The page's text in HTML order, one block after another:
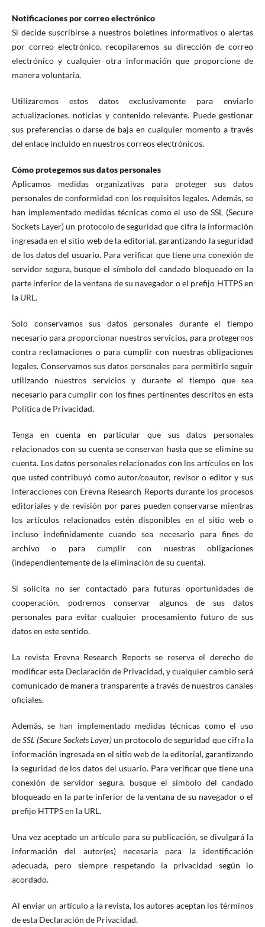
Notificaciones por correo electrónico
Si decide suscribirse a nuestros boletines informativos o alertas
por correo electrónico, recopilaremos su dirección de correo
electrónico y cualquier otra información que proporcione de
manera voluntaria.
Utilizaremos estos datos exclusivamente para enviarle
actualizaciones, noticias y contenido relevante. Puede gestionar
sus preferencias o darse de baja en cualquier momento a través
del enlace incluido en nuestros correos electrónicos.
Cómo protegemos sus datos personales
Aplicamos medidas organizativas para proteger sus datos
personales de conformidad con los requisitos legales. Además, se
han implementado medidas técnicas como el uso de SSL (Secure
Sockets Layer) un protocolo de seguridad que cifra la información
ingresada en el sitio web de la editorial, garantizando la seguridad
de los datos del usuario. Para verificar que tiene una conexión de
servidor segura, busque el símbolo del candado bloqueado en la
parte inferior de la ventana de su navegador o el prefijo HTTPS en
la URL.
Solo conservamos sus datos personales durante el tiempo
necesario para proporcionar nuestros servicios, para protegernos
contra reclamaciones o para cumplir con nuestras obligaciones
legales. Conservamos sus datos personales para permitirle seguir
utilizando nuestros servicios y durante el tiempo que sea
necesario para cumplir con los fines pertinentes descritos en esta
Política de Privacidad.
Tenga en cuenta en particular que sus datos personales
relacionados con su cuenta se conservan hasta que se elimine su
cuenta. Los datos personales relacionados con los artículos en los
que usted contribuyó como autor/coautor, revisor o editor y sus
interacciones con Erevna Research Reports durante los procesos
editoriales y de revisión por pares pueden conservarse mientras
los artículos relacionados estén disponibles en el sitio web o
incluso indefinidamente cuando sea necesario para fines de
archivo o para cumplir con nuestras obligaciones
(independientemente de la eliminación de su cuenta).
Si solicita no ser contactado para futuras oportunidades de
cooperación, podremos conservar algunos de sus datos
personales para evitar cualquier procesamiento futuro de sus
datos en este sentido.
La revista Erevna Research Reports se reserva el derecho de
modificar esta Declaración de Privacidad, y cualquier cambio será
comunicado de manera transparente a través de nuestros canales
oficiales.
Además, se han implementado medidas técnicas como el uso
deSSL (Secure Sockets Layer)un protocolo de seguridad que cifra la
información ingresada en el sitio web de la editorial, garantizando
la seguridad de los datos del usuario. Para verificar que tiene una
conexión de servidor segura, busque el símbolo del candado
bloqueado en la parte inferior de la ventana de su navegador o el
prefijo HTTPS en la URL.
Una vez aceptado un artículo para su publicación, se divulgará la
información del autor(es) necesaria para la identificación
adecuada, pero siempre respetando la privacidad según lo
acordado.
Al enviar un artículo a la revista, los autores aceptan los términos
de esta Declaración de Privacidad.